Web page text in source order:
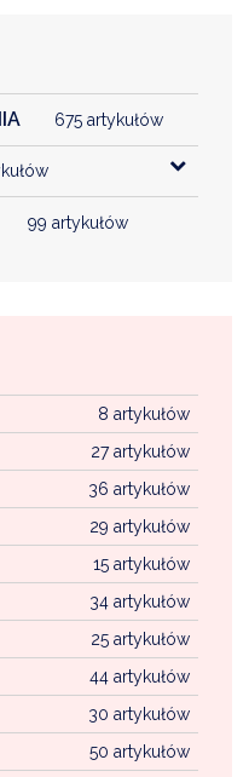
675 artykułów
99 artykułów
8 artykułów
27 artykułów
36 artykułów
29 artykułów
15 artykułów
34 artykułów
25 artykułów
44 artykułów
30 artykułów
50 artykułów